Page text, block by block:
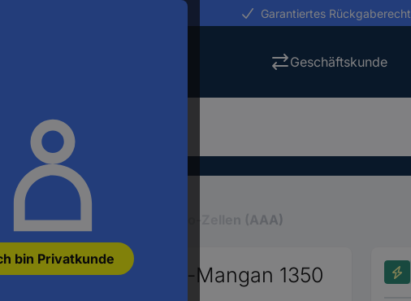
bin Privatkunde
Garantiertes Rückgaberecht
Geschäftskunde
& Batterien Micro-Zellen (AAA)
Batterie Alkali-Mangan 1350